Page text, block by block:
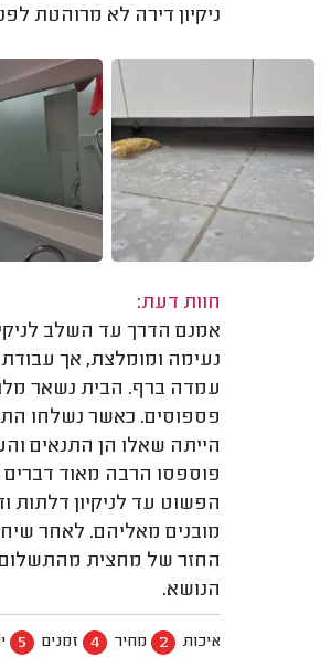
ניקיון דירה לא מרוהטת
חוות דעת:
אמנם הדרך עד השלב
נעימה ומומלצת, אך
עמדה ברף. הבית נשאר
פספוסים. כאשר נשלחו
הייתה שאלו הן התנאים
פוספסו הרבה מאוד דברים
הפשוט עד לניקיון דלתות
מובנים מאליהם. לאחר
החזר של מחצית מהתשלום
הנושא.
איכות 2 מחיר 4 זמנים 5